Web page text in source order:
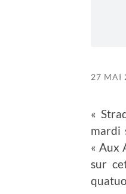
27 MAI
«
mardi
« Aux
sur